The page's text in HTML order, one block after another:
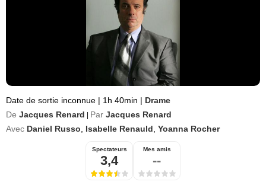
Date de sortie inconnue | 1h 40min | Drame
De Jacques Renard Par Jacques Renard
Avec Daniel Russo Isabelle Renauld Yoanna Rocher
Spectateurs
3,4
Mes amis
--